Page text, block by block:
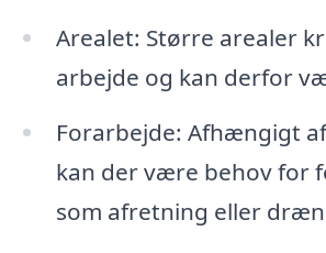
Arealet: Større arealer
arbejde og kan derfor
Forarbejde: Afhængigt
kan der være behov for
som afretning eller